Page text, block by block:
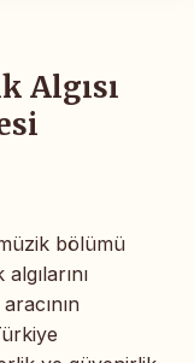
Algısı
bölümü